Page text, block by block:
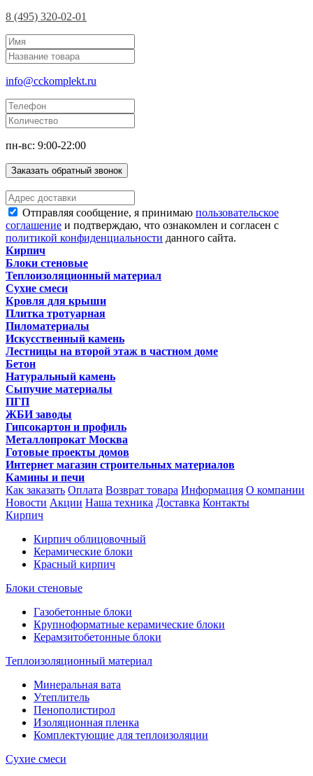
8 (495) 320-02-01
info@cckomplekt.ru
пн-вс: 9:00-22:00
Заказать обратный звонок
Отправляя сообщение, я принимаю пользовательское
соглашение и подтверждаю, что ознакомлен и согласен с
политикой конфиденциальности данного сайта.
Кирпич
Блоки стеновые
Теплоизоляционный материал
Сухие смеси
Кровля для крыши
Плитка тротуарная
Пиломатериалы
Искусственный камень
Лестницы на второй этаж в частном доме
Бетон
Натуральный камень
Сыпучие материалы
ПГП
ЖБИ заводы
Гипсокартон и профиль
Металлопрокат Москва
Готовые проекты домов
Интернет магазин строительных материалов
Камины и печи
Как заказать Оплата Возврат товара Информация О компании
Новости Акции Наша техника Доставка Контакты
Кирпич
Кирпич облицовочный
Керамические блоки
Красный кирпич
Блоки стеновые
Газобетонные блоки
Крупноформатные керамические блоки
Керамзитобетонные блоки
Теплоизоляционный материал
Минеральная вата
Утеплитель
Пенополистирол
Изоляционная пленка
Комплектующие для теплоизоляции
Сухие смеси